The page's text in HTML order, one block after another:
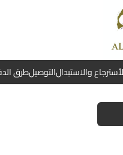
والاستبدالالتوصيلطرق